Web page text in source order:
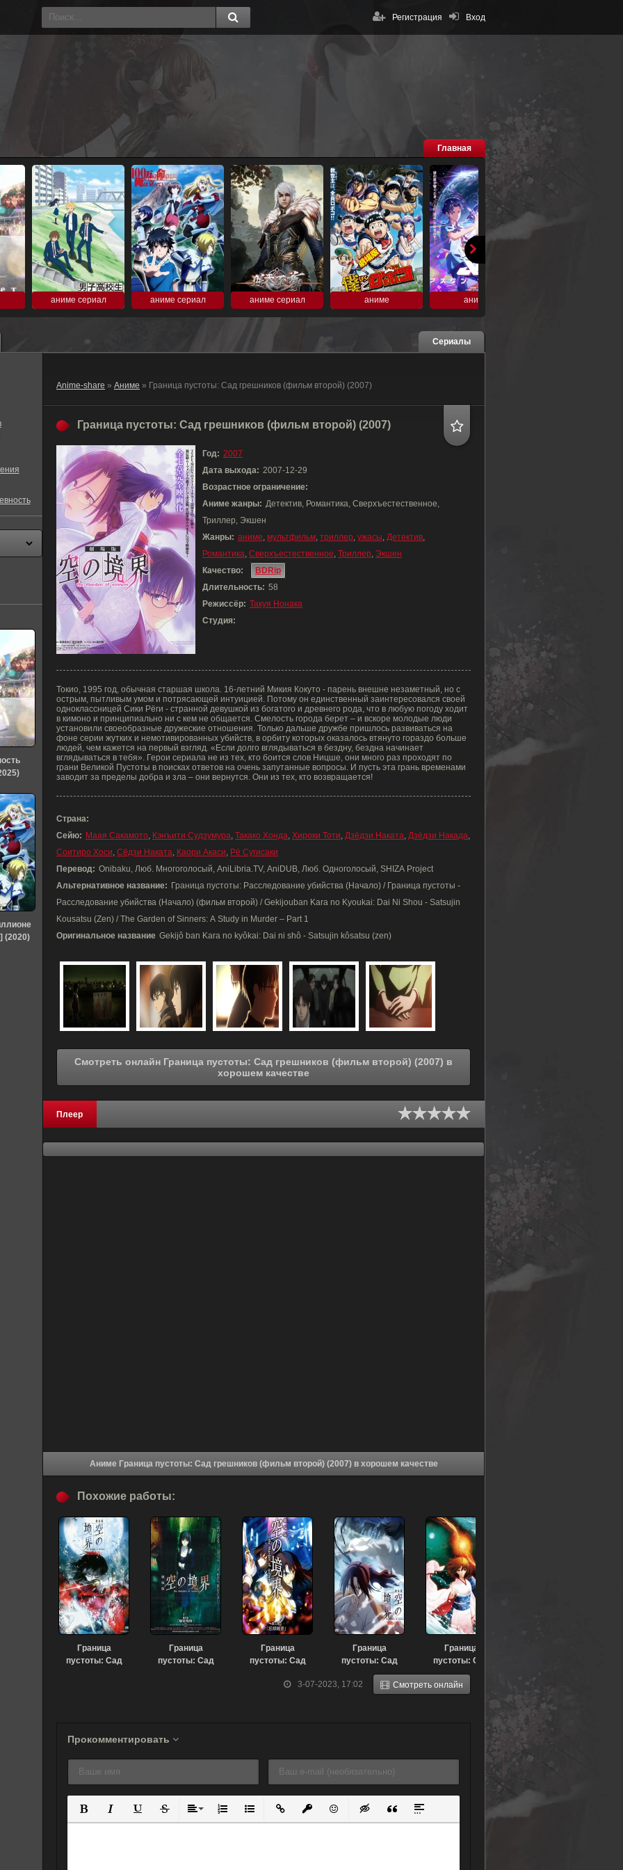
Вход
Регистрация
Главная
аниме сериал аниме сериал аниме сериал аниме аниме
Сериалы
Anime-share » Аниме » Граница пустоты: Сад грешников (фильм второй) (2007)
Граница пустоты: Сад грешников (фильм второй) (2007)
Год: 2007
Дата выхода: 2007-12-29
Возрастное ограничение:
Аниме жанры: Детектив, Романтика, Сверхъестественное,
Триллер, Экшен
Жанры: аниме, мультфильм, триллер, ужасы, Детектив,
Романтика, Сверхъестественное, Триллер, Экшен
Качество:
BDRip
Длительность: 58
Режиссёр: Такуя Нонака
Студия:
Токио, 1995 год, обычная старшая школа. 16-летний Микия Кокуто - парень внешне незаметный, но с
острым, пытливым умом и потрясающей интуицией. Потому он единственный заинтересовался своей
одноклассницей Сики Рёги - странной девушкой из богатого и древнего рода, что в любую погоду ходит
в кимоно и принципиально ни с кем не общается. Смелость города берет – и вскоре молодые люди
установили своеобразные дружеские отношения. Только дальше дружбе пришлось развиваться на
фоне серии жутких и немотивированных убийств, в орбиту которых оказалось втянуто гораздо больше
людей, чем кажется на первый взгляд. «Если долго вглядываться в бездну, бездна начинает
вглядываться в тебя». Герои сериала не из тех, кто боится слов Ницше, они много раз проходят по
грани Великой Пустоты в поисках ответов на очень запутанные вопросы. И пусть эта грань временами
заводит за пределы добра и зла – они вернутся. Они из тех, кто возвращается!
Страна:
Сейю: Маая Сакамото, Кэнъити Судзумура, Такако Хонда, Хироки Тоти, Дзёдзи Наката, Дзёдзи Накада,
Соитиро Хоси, Сёдзи Наката, Каори Акаси, Рё Сугисаки
Перевод: Onibaku, Люб. Многоголосый, AniLibria.TV, AniDUB, Люб. Одноголосый, SHIZA Project
Альтернативное название: Граница пустоты: Расследование убийства (Начало) / Граница пустоты -
Расследование убийства (Начало) (фильм второй) / Gekijouban Kara no Kyoukai: Dai Ni Shou - Satsujin
Kousatsu (Zen) / The Garden of Sinners: A Study in Murder – Part 1
Оригинальное название Gekijô ban Kara no kyôkai: Dai ni shô - Satsujin kôsatsu (zen)
Смотреть онлайн Граница пустоты: Сад грешников (фильм второй) (2007) в
хорошем качестве
Плеер
Аниме Граница пустоты: Сад грешников (фильм второй) (2007) в хорошем качестве
3-07-2023, 17:02 Смотреть онлайн
Похожие работы:
Граница
пустоты: Сад
Граница
пустоты: Сад
Граница
пустоты: Сад
(фильм шестой)
Граница
пустоты: Сад
грешников
(фильм
Граница
пустоты: Сад
грешников —
эпилог (2011)
Прокомментировать
Полужирный
КурсивПодчеркнутый
ЗачеркнутыйВыравнивание
Нумерованный список
Маркированный список
Вставить ссылку
Вставить защищенную ссылку
Вставить смайлик
Вставка скрытого текста
Вставка цитаты
Вставка спойлера
(2020)